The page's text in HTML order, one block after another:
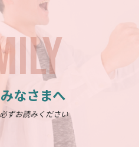
なさまへ
ずお読みください